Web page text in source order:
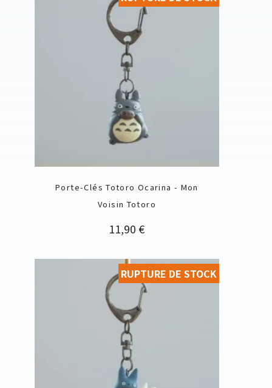
Porte-Clés Totoro Ocarina - Mon
Voisin Totoro
Prix
11,90 €
RUPTURE DE STOCK